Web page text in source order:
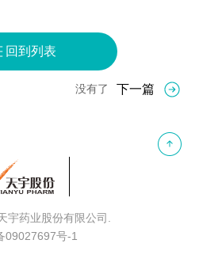
回到列表
没有了 下一篇
宇药业股份有限公司.
09027697号-1